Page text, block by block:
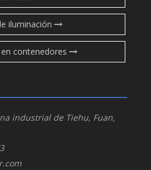
iluminación
contenedores
industrial de Tiehu, Fuan,